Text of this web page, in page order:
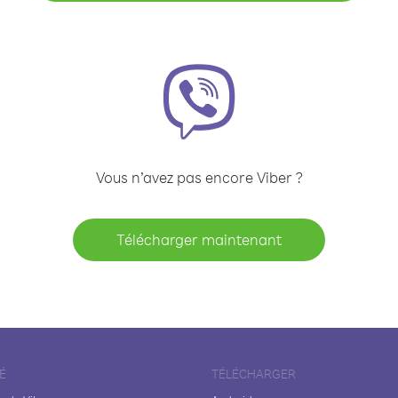
Vous n’avez pas encore Viber ?
Télécharger maintenant
TÉLÉCHARGER